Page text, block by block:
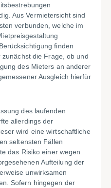
Aus Vermietersicht sind
verbunden, welche im
finden
die Frage, ob und
des Mieters an anderer
Ausgleich hierfür
des laufenden
allerdings der
wird eine wirtschaftliche
seltensten Fällen
das Risiko einer wegen
Aufteilung der
unwirksamen
Sofern hingegen der